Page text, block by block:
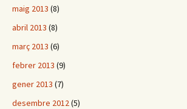
maig 2013 (8)
abril 2013 (8)
març 2013 (6)
febrer 2013 (9)
gener 2013 (7)
desembre 2012(5)